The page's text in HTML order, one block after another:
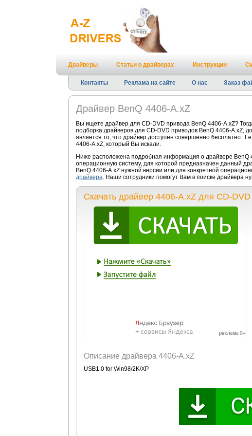
Драйверы Статьи о драйверах Инструкции
Контакты Реклама на сайте О нас Заказ
Драйвер BenQ 4406-A.xZ
Вы ищете драйвер для CD-DVD привода BenQ 4406-A.xZ?
подборка драйверов для CD-DVD приводов BenQ 4406-A.xZ,
является то, что драйвер доступен совершенно бесплатно.
4406-A.xZ, который Вы искали.
Ниже расположена подробная информация о драйвере BenQ
операционную систему, для которой предназначен данный
BenQ 4406-A.xZ нужной версии или для конкретной
драйвера. Наши сотрудники помогут Вам в поиске драйвера
Скачать драйвер 4406-A.xZ для CD-
Описание драйвера 4406-A.xZ
USB1.0 for Win98/2K/XP